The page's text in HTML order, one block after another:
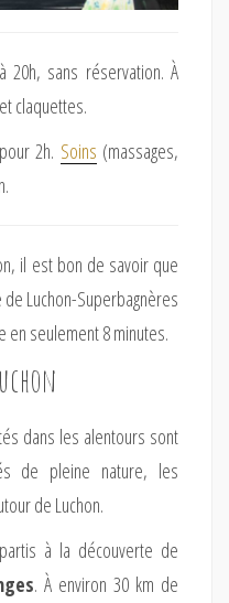
sans réservation. À
claquettes.
2h. Soins (massages,
il est bon de savoir que
Luchon-Superbagnères
en seulement 8 minutes.
dans les alentours sont
de pleine nature, les
de Luchon.
à la découverte de
. À environ 30 km de